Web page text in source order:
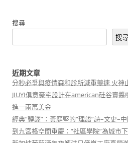
搜尋
搜尋
近期文章
分秒必爭與疫情森和診所減重競速 火神
JIUYI俱意豪宅設計在american硅谷賣
進一兩萬美金
經典“轉譯”：黃庭堅的“理語”詩–文史–
到九宮格空間重慶：“社區學院”為城市